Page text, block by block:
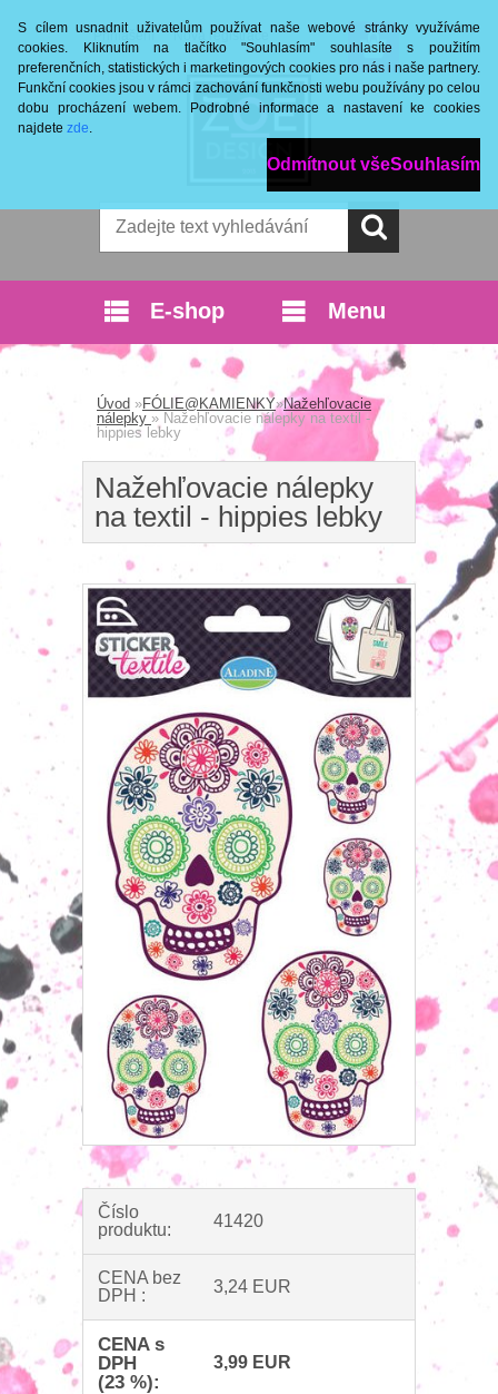
S cílem usnadnit uživatelům používat naše webové stránky využíváme
cookies. Kliknutím na tlačítko "Souhlasím" souhlasíte s použitím
preferenčních, statistických i marketingových cookies pro nás i naše partnery.
Funkční cookies jsou v rámci zachování funkčnosti webu používány po celou
dobu procházení webem. Podrobné informace a nastavení ke cookies
najdete zde.
Odmítnout všeSouhlasím
Přihlášení Nová registrace
E-shop Menu
Úvod »FÓLIE@KAMIENKY»Nažehľovacie
nálepky » Nažehľovacie nálepky na textil -
hippies lebky
Nažehľovacie nálepky
na textil - hippies lebky
Číslo
produktu:
41420
CENA bez
DPH :
3,24 EUR
CENA s
DPH
(23 %):
3,99 EUR